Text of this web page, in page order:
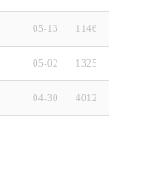
05-13 1146
05-02 1325
04-30 4012